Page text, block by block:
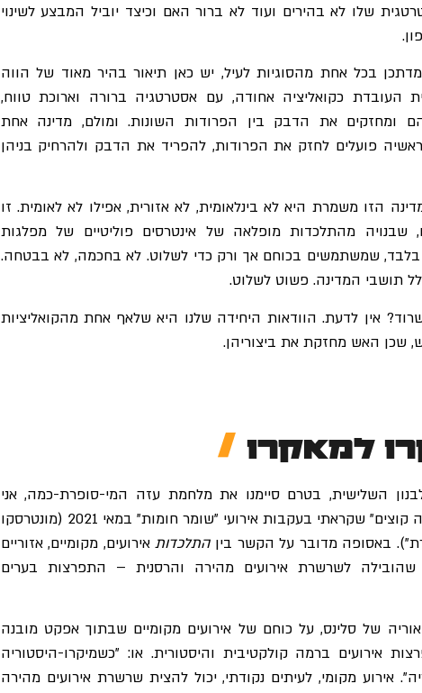
שלו לא בהירים ועוד לא ברור האם וכיצד יוביל המבצע לשינוי
בכל אחת מהסוגיות לעיל, יש כאן תיאור בהיר מאוד של הווה
העובדת כקואליציה אחודה, עם אסטרטגיה ברורה וארוכת טווח,
ומחזקים את הדבק בין הפרודות השונות. ומולם, מדינה אחת
פועלים לחזק את הפרודות, להפריד את הדבק ולהרחיק בניהן
הזו משמרת היא לא בינלאומית, לא אזורית, אפילו לא לאומית. זו
שבנויה מהתלכדות מופלאה של אינטרסים פוליטיים של מפלגות
בלבד, שמשתמשים בכוחם אך ורק כדי לשלוט. לא בחכמה, לא בבטחה.
תושבי המדינה. פשוט לשלוט.
אין לדעת. הוודאות היחידה שלנו היא שלאף אחת מהקואליציות
שכן האש מחזקת את ביצוריהן.
למאקרו
השלישית, בטרם סיימנו את מלחמת עזה המי-סופרת-כמה, אני
נזכרת במאמר "אש בשדה קוצים" שקראתי בעקבות אירועי "שומר חומות" במאי 2021 (מונטרסקו
באסופה מדובר על הקשר ביןהתלכדותאירועים, מקומיים, אזוריים
לשרשרת אירועים מהירה והרסנית – התפרצות בערים
של סלינס, על כוחם של אירועים מקומיים שבתוך אפקט מובנה
אירועים ברמה קולקטיבית והיסטורית. או: "כשמיקרו-היסטוריה
אירוע מקומי, לעיתים נקודתי, יכול להצית שרשרת אירועים מהירה